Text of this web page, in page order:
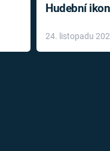
Hudební
léky
24. listopadu